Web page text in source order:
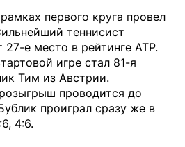
первого круга провел
теннисист
27-е место в рейтинге АТР.
игре стал 81-я
Тим из Австрии.
проводится до
проиграл сразу же в
4:6.